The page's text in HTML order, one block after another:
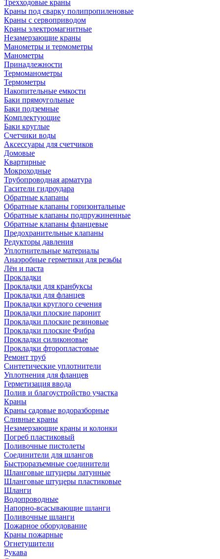
Трехходовые краны
Краны под сварку полипропиленовые
Краны с сервоприводом
Краны электромагнитные
Незамерзающие краны
Манометры и термометры
Манометры
Принадлежности
Термоманометры
Термометры
Накопительные емкости
Баки прямоугольные
Баки подземные
Комплектующие
Баки круглые
Счетчики воды
Аксессуары для счетчиков
Домовые
Квартирные
Мокроходные
Трубопроводная арматура
Гасители гидроудара
Обратные клапаны
Обратные клапаны горизонтальные
Обратные клапаны подпружиненные
Обратные клапаны фланцевые
Предохранительные клапаны
Редукторы давления
Уплотнительные материалы
Анаэробные герметики для резьбы
Лён и паста
Прокладки
Прокладки для кранбуксы
Прокладки для фланцев
Прокладки круглого сечения
Прокладки плоские паронит
Прокладки плоские резиновые
Прокладки плоские Фибра
Прокладки силиконовые
Прокладки фторопластовые
Ремонт труб
Синтетические уплотнители
Уплотнения для фланцев
Герметизация ввода
Полив и благоустройство участка
Краны
Краны садовые водоразборные
Сливные краны
Незамерзающие краны и колонки
Погреб пластиковый
Поливочные пистолеты
Соединители для шлангов
Быстроразъемные соединители
Шланговые штуцеры латунные
Шланговые штуцеры пластиковые
Шланги
Водопроводные
Напорно-всасывающие шланги
Поливочные шланги
Пожарное оборудование
Краны пожарные
Огнетушители
Рукава